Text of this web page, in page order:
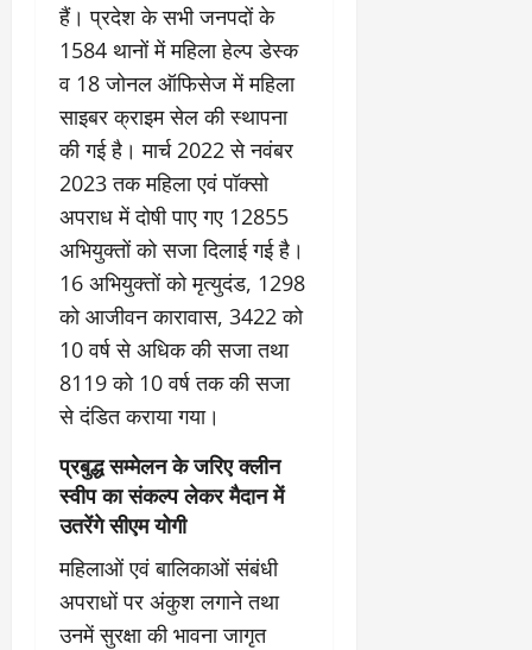
हैं। प्रदेश के सभी जनपदों के
1584 थानों में महिला हेल्प डेस्क
व 18 जोनल ऑफिसेज में महिला
साइबर क्राइम सेल की स्थापना
की गई है। मार्च 2022 से नवंबर
2023 तक महिला एवं पॉक्सो
अपराध में दोषी पाए गए 12855
अभियुक्तों को सजा दिलाई गई है।
16 अभियुक्तों को मृत्युदंड, 1298
को आजीवन कारावास, 3422 को
10 वर्ष से अधिक की सजा तथा
8119 को 10 वर्ष तक की सजा
से दंडित कराया गया।
प्रबुद्ध सम्मेलन के जरिए क्लीन
स्वीप का संकल्प लेकर मैदान में
उतरेंगे सीएम योगी
महिलाओं एवं बालिकाओं संबंधी
अपराधों पर अंकुश लगाने तथा
उनमें सुरक्षा की भावना जागृत